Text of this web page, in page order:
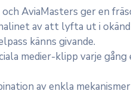
AviaMasters ger en
av att lyfta ut i
känns givande.
medier-klipp varje
av enkla